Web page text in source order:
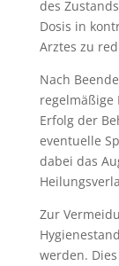
des
Dosis in
Arztes zu
Nach
Erfolg der
eventuelle
dabei das
Zur
werden.